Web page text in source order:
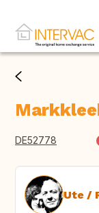
DE52778
Ute /